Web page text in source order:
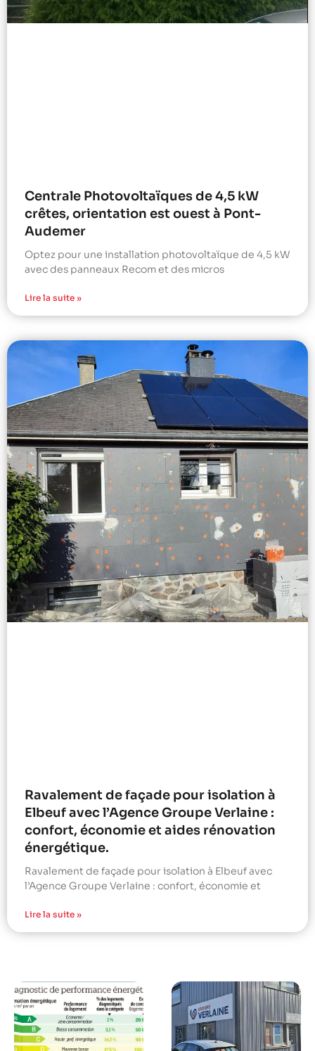
Centrale Photovoltaïques de 4,5 kW
crêtes, orientation est ouest à Pont-
Audemer
Optez pour une installation photovoltaïque de 4,5 kW
avec des panneaux Recom et des micros
Lire la suite »
Ravalement de façade pour isolation à
Elbeuf avec l’Agence Groupe Verlaine :
confort, économie et aides rénovation
énergétique.
Ravalement de façade pour isolation à Elbeuf avec
l’Agence Groupe Verlaine : confort, économie et
Lire la suite »